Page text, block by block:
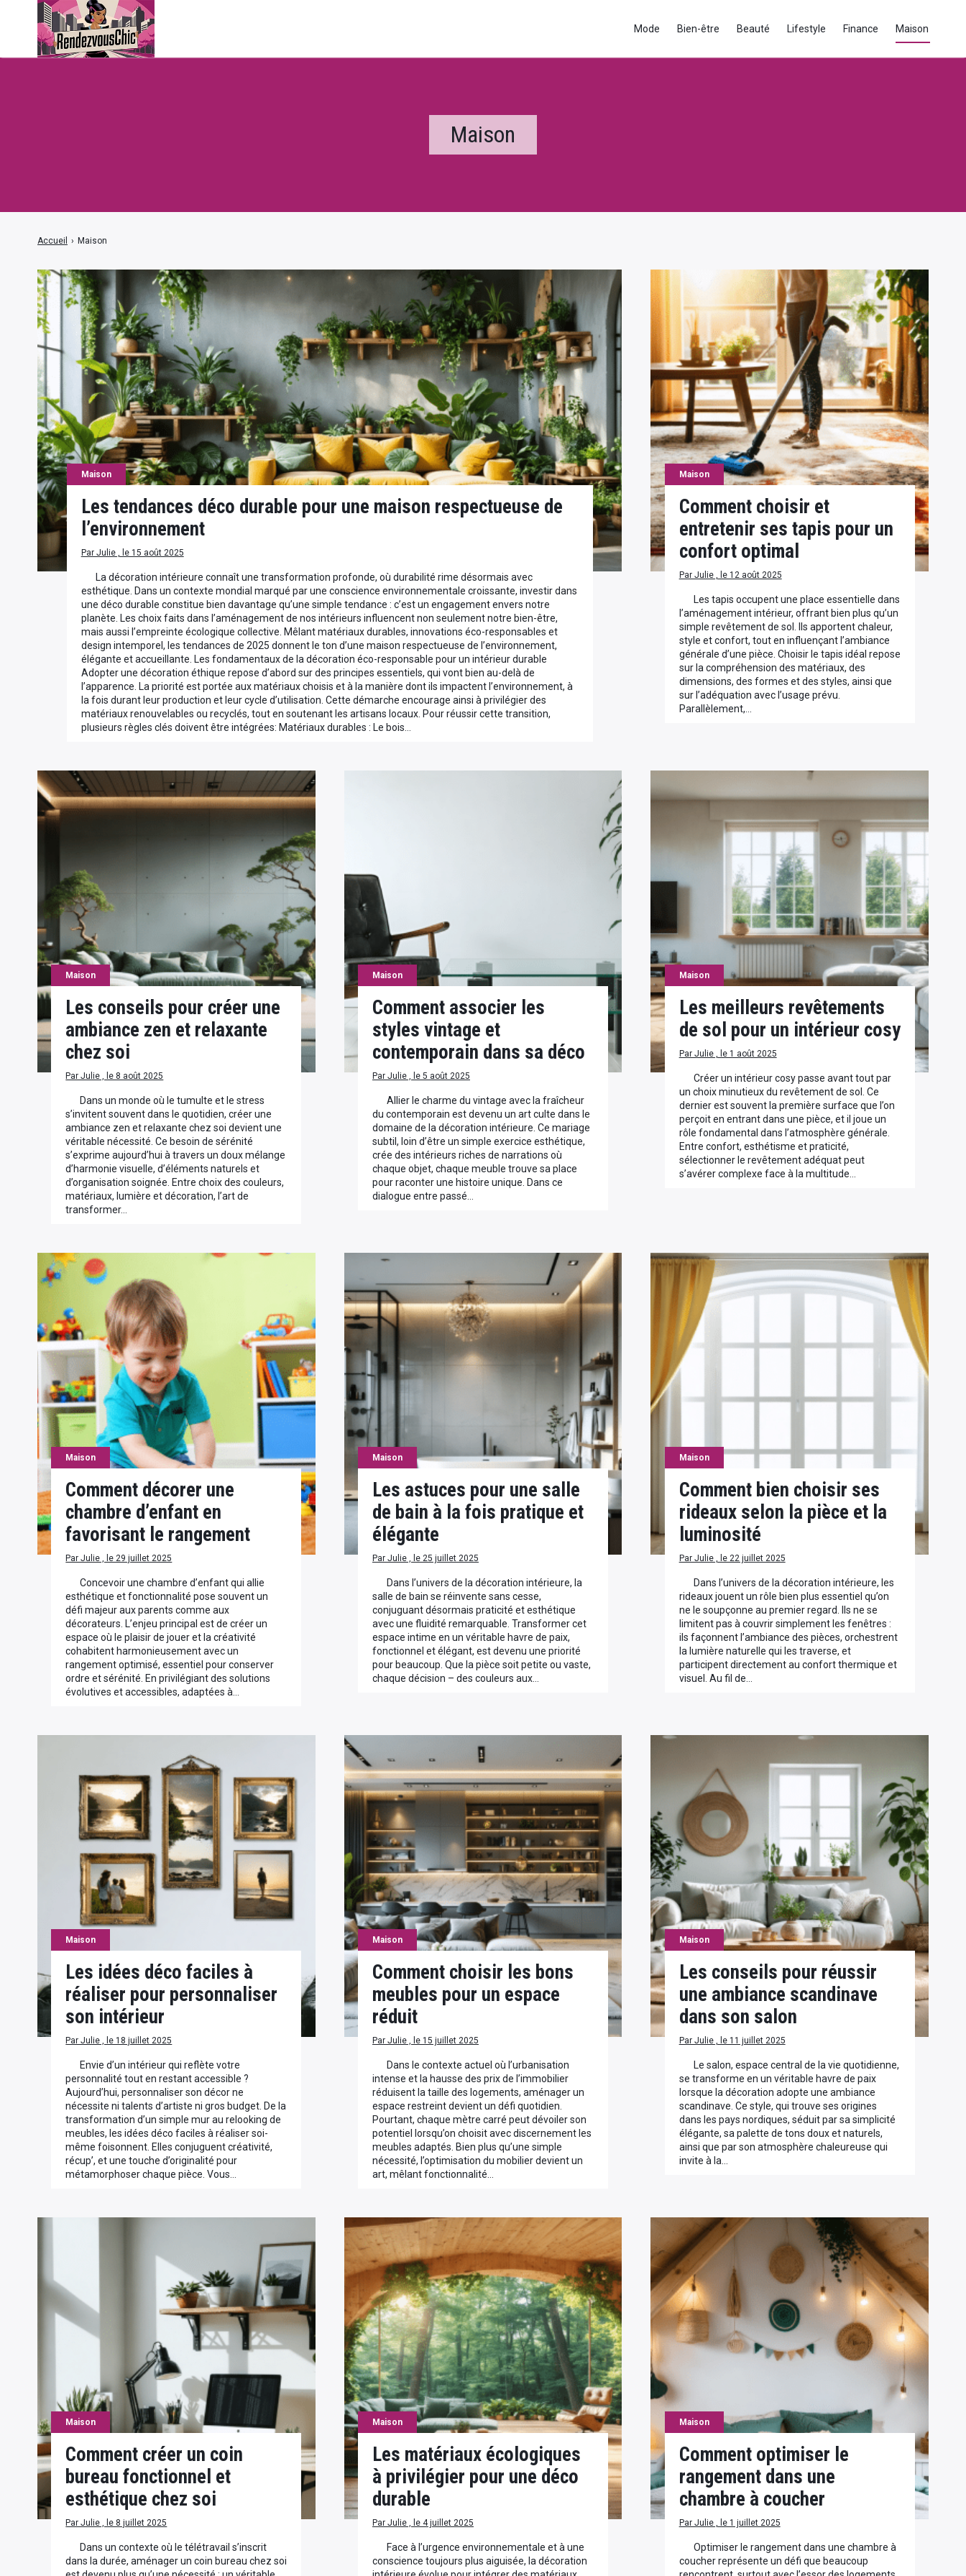
Maison
Accueil › Maison
Maison
Les tendances déco durable pour une maison respectueuse de
l’environnement
Par Julie , le 15 août 2025
La décoration intérieure connaît une transformation profonde, où durabilité rime désormais avec
esthétique. Dans un contexte mondial marqué par une conscience environnementale croissante, investir dans
une déco durable constitue bien davantage qu’une simple tendance : c’est un engagement envers notre
planète. Les choix faits dans l’aménagement de nos intérieurs influencent non seulement notre bien-être,
mais aussi l’empreinte écologique collective. Mêlant matériaux durables, innovations éco-responsables et
design intemporel, les tendances de 2025 donnent le ton d’une maison respectueuse de l’environnement,
élégante et accueillante. Les fondamentaux de la décoration éco-responsable pour un intérieur durable
Adopter une décoration éthique repose d’abord sur des principes essentiels, qui vont bien au-delà de
l’apparence. La priorité est portée aux matériaux choisis et à la manière dont ils impactent l’environnement, à
la fois durant leur production et leur cycle d’utilisation. Cette démarche encourage ainsi à privilégier des
matériaux renouvelables ou recyclés, tout en soutenant les artisans locaux. Pour réussir cette transition,
plusieurs règles clés doivent être intégrées: Matériaux durables : Le bois…
Maison
Comment choisir et
entretenir ses tapis pour un
confort optimal
Par Julie , le 12 août 2025
Les tapis occupent une place essentielle dans
l’aménagement intérieur, offrant bien plus qu’un
simple revêtement de sol. Ils apportent chaleur,
style et confort, tout en influençant l’ambiance
générale d’une pièce. Choisir le tapis idéal repose
sur la compréhension des matériaux, des
dimensions, des formes et des styles, ainsi que
sur l’adéquation avec l’usage prévu.
Parallèlement,…
Maison
Les conseils pour créer une
ambiance zen et relaxante
chez soi
Par Julie , le 8 août 2025
Dans un monde où le tumulte et le stress
s’invitent souvent dans le quotidien, créer une
ambiance zen et relaxante chez soi devient une
véritable nécessité. Ce besoin de sérénité
s’exprime aujourd’hui à travers un doux mélange
d’harmonie visuelle, d’éléments naturels et
d’organisation soignée. Entre choix des couleurs,
matériaux, lumière et décoration, l’art de
transformer…
Maison
Comment associer les
styles vintage et
contemporain dans sa déco
Par Julie , le 5 août 2025
Allier le charme du vintage avec la fraîcheur
du contemporain est devenu un art culte dans le
domaine de la décoration intérieure. Ce mariage
subtil, loin d’être un simple exercice esthétique,
crée des intérieurs riches de narrations où
chaque objet, chaque meuble trouve sa place
pour raconter une histoire unique. Dans ce
dialogue entre passé…
Maison
Les meilleurs revêtements
de sol pour un intérieur cosy
Par Julie , le 1 août 2025
Créer un intérieur cosy passe avant tout par
un choix minutieux du revêtement de sol. Ce
dernier est souvent la première surface que l’on
perçoit en entrant dans une pièce, et il joue un
rôle fondamental dans l’atmosphère générale.
Entre confort, esthétisme et praticité,
sélectionner le revêtement adéquat peut
s’avérer complexe face à la multitude…
Maison
Comment décorer une
chambre d’enfant en
favorisant le rangement
Par Julie , le 29 juillet 2025
Concevoir une chambre d’enfant qui allie
esthétique et fonctionnalité pose souvent un
défi majeur aux parents comme aux
décorateurs. L’enjeu principal est de créer un
espace où le plaisir de jouer et la créativité
cohabitent harmonieusement avec un
rangement optimisé, essentiel pour conserver
ordre et sérénité. En privilégiant des solutions
évolutives et accessibles, adaptées à…
Maison
Les astuces pour une salle
de bain à la fois pratique et
élégante
Par Julie , le 25 juillet 2025
Dans l’univers de la décoration intérieure, la
salle de bain se réinvente sans cesse,
conjuguant désormais praticité et esthétique
avec une fluidité remarquable. Transformer cet
espace intime en un véritable havre de paix,
fonctionnel et élégant, est devenu une priorité
pour beaucoup. Que la pièce soit petite ou vaste,
chaque décision – des couleurs aux…
Maison
Comment bien choisir ses
rideaux selon la pièce et la
luminosité
Par Julie , le 22 juillet 2025
Dans l’univers de la décoration intérieure, les
rideaux jouent un rôle bien plus essentiel qu’on
ne le soupçonne au premier regard. Ils ne se
limitent pas à couvrir simplement les fenêtres :
ils façonnent l’ambiance des pièces, orchestrent
la lumière naturelle qui les traverse, et
participent directement au confort thermique et
visuel. Au fil de…
Maison
Les idées déco faciles à
réaliser pour personnaliser
son intérieur
Par Julie , le 18 juillet 2025
Envie d’un intérieur qui reflète votre
personnalité tout en restant accessible ?
Aujourd’hui, personnaliser son décor ne
nécessite ni talents d’artiste ni gros budget. De la
transformation d’un simple mur au relooking de
meubles, les idées déco faciles à réaliser soi-
même foisonnent. Elles conjuguent créativité,
récup’, et une touche d’originalité pour
métamorphoser chaque pièce. Vous…
Maison
Comment choisir les bons
meubles pour un espace
réduit
Par Julie , le 15 juillet 2025
Dans le contexte actuel où l’urbanisation
intense et la hausse des prix de l’immobilier
réduisent la taille des logements, aménager un
espace restreint devient un défi quotidien.
Pourtant, chaque mètre carré peut dévoiler son
potentiel lorsqu’on choisit avec discernement les
meubles adaptés. Bien plus qu’une simple
nécessité, l’optimisation du mobilier devient un
art, mêlant fonctionnalité…
Maison
Les conseils pour réussir
une ambiance scandinave
dans son salon
Par Julie , le 11 juillet 2025
Le salon, espace central de la vie quotidienne,
se transforme en un véritable havre de paix
lorsque la décoration adopte une ambiance
scandinave. Ce style, qui trouve ses origines
dans les pays nordiques, séduit par sa simplicité
élégante, sa palette de tons doux et naturels,
ainsi que par son atmosphère chaleureuse qui
invite à la…
Maison
Comment créer un coin
bureau fonctionnel et
esthétique chez soi
Par Julie , le 8 juillet 2025
Dans un contexte où le télétravail s’inscrit
dans la durée, aménager un coin bureau chez soi
Maison
Les matériaux écologiques
à privilégier pour une déco
durable
Par Julie , le 4 juillet 2025
Face à l’urgence environnementale et à une
conscience toujours plus aiguisée, la décoration
Maison
Comment optimiser le
rangement dans une
chambre à coucher
Par Julie , le 1 juillet 2025
Optimiser le rangement dans une chambre à
coucher représente un défi que beaucoup
Mode Bien-être Beauté Lifestyle Finance Maison